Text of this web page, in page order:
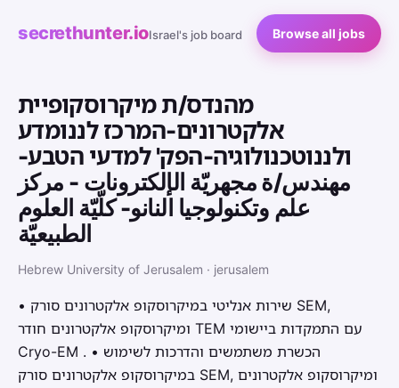
secrethunter.ioIsrael's job board Browse all jobs
מהנדס/ת מיקרוסקופיית
אלקטרונים-המרכז לננומדע
ולננוטכנולוגיה-הפק' למדעי הטבע-
مهندس/ة مجهريّة الإلكترونات - مركز
علم وتكنولوجيا النانو- كلّيّة العلوم
الطبيعيّة
Hebrew University of Jerusalem · jerusalem
• שירות אנליטי במיקרוסקופ אלקטרונים סורק SEM,
ומיקרוסקופ אלקטרונים חודר TEM עם התמקדות ביישומי
Cryo-EM . • הכשרת משתמשים והדרכות לשימוש
במיקרוסקופ אלקטרונים סורק SEM, ומיקרוסקופ אלקטרונים